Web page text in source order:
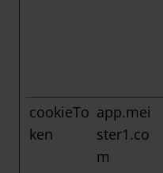
cookieTo
ken
app.mei
ster1.co
m